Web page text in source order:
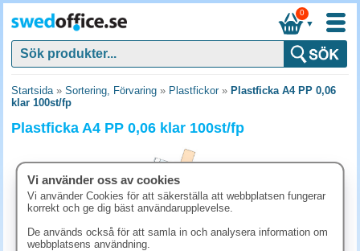
▼
0
Startsida» Sortering, Förvaring » Plastfickor» Plastficka A4 PP 0,06
klar 100st/fp
Plastficka A4 PP 0,06 klar 100st/fp
Vi använder oss av cookies
Vi använder Cookies för att säkerställa att webbplatsen fungerar
korrekt och ge dig bäst användarupplevelse.
De används också för att samla in och analysera information om
webbplatsens användning.